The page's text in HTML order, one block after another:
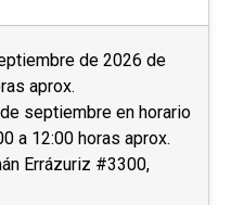
de 2026 de
aprox.
septiembre en horario
a 12:00 horas aprox.
Errázuriz #3300,